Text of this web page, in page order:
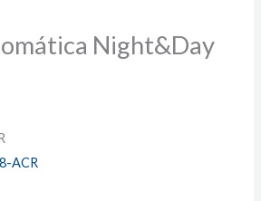
Night&Day
ACR